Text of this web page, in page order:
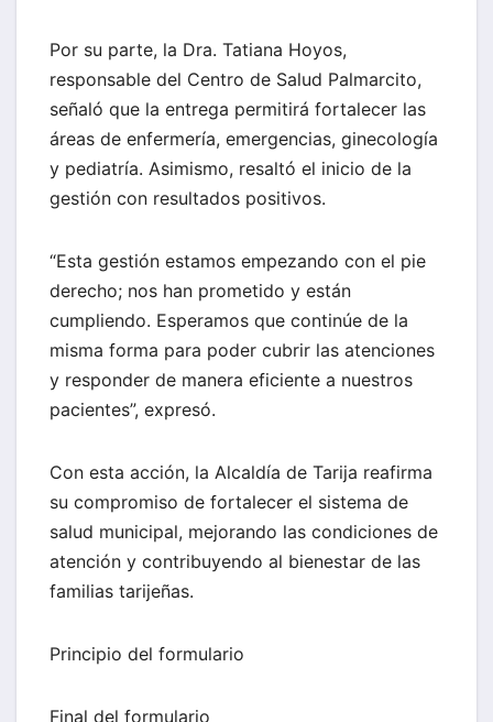
Por su parte, la Dra. Tatiana Hoyos,
responsable del Centro de Salud Palmarcito,
señaló que la entrega permitirá fortalecer las
áreas de enfermería, emergencias, ginecología
y pediatría. Asimismo, resaltó el inicio de la
gestión con resultados positivos.
“Esta gestión estamos empezando con el pie
derecho; nos han prometido y están
cumpliendo. Esperamos que continúe de la
misma forma para poder cubrir las atenciones
y responder de manera eficiente a nuestros
pacientes”, expresó.
Con esta acción, la Alcaldía de Tarija reafirma
su compromiso de fortalecer el sistema de
salud municipal, mejorando las condiciones de
atención y contribuyendo al bienestar de las
familias tarijeñas.
Principio del formulario
Final del formulario